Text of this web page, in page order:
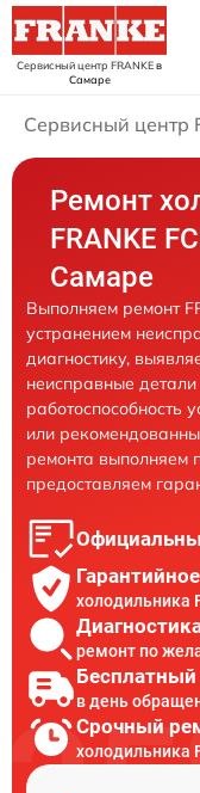
Сервисный центр FRANKEв
Самаре
Сервисный центр
Ремонт
FRANKE
Самаре
Выполняем ремонт
устранением
диагностику,
неисправные
работоспособность
или
ремонта выполняем
предоставляем
холодильника
ремонт по
в день
Срочный
холодильника